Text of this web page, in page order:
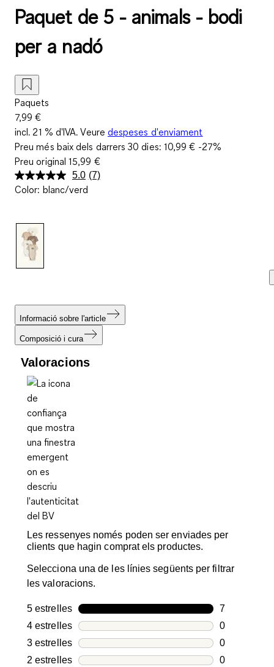
Paquet de 5 - animals - bodi
per a nadó
Paquets
7,99 €
incl. 21 % d'IVA. Veure despeses d'enviament
Preu més baix dels darrers 30 dies: 10,99 € -27%
Preu original15,99 €
5.0 Llegeix
(7)
Color: blanc/verd
Informació sobre l'article
Composició i cura
Valoracions
Les ressenyes només poden ser enviades per
clients que hagin comprat els productes.
Selecciona una de les línies següents per filtrar
les valoracions.
5 estrellesestrelles
7
7
4 estrellesestrelles
0
0
3 estrellesestrelles
0
0
2 estrellesestrelles 0